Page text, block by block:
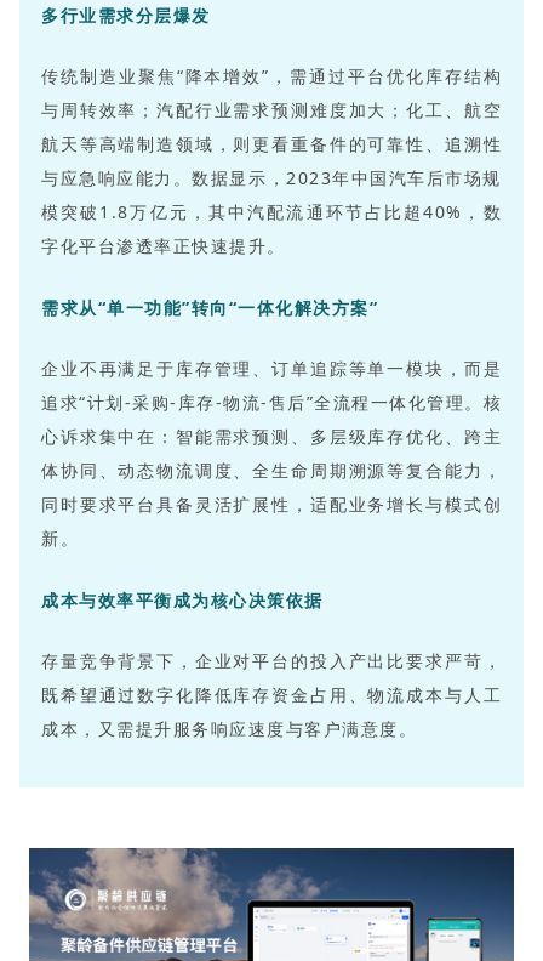
多行业需求分层爆发
传统制造业聚焦“降本增效”，需通过平台优化库存结构
与周转效率；汽配行业需求预测难度加大；化工、航空
航天等高端制造领域，则更看重备件的可靠性、追溯性
与应急响应能力。数据显示，2023年中国汽车后市场规
模突破1.8万亿元，其中汽配流通环节占比超40%，数
字化平台渗透率正快速提升。
需求从“单一功能”转向“一体化解决方案”
企业不再满足于库存管理、订单追踪等单一模块，而是
追求“计划-采购-库存-物流-售后”全流程一体化管理。核
心诉求集中在：智能需求预测、多层级库存优化、跨主
体协同、动态物流调度、全生命周期溯源等复合能力，
同时要求平台具备灵活扩展性，适配业务增长与模式创
新。
成本与效率平衡成为核心决策依据
存量竞争背景下，企业对平台的投入产出比要求严苛，
既希望通过数字化降低库存资金占用、物流成本与人工
成本，又需提升服务响应速度与客户满意度。